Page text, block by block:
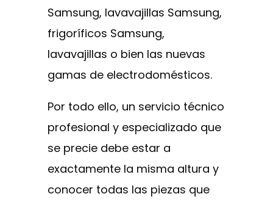
Samsung, lavavajillas Samsung,
frigoríficos Samsung,
lavavajillas o bien las nuevas
gamas de electrodomésticos.
Por todo ello, un servicio técnico
profesional y especializado que
se precie debe estar a
exactamente la misma altura y
conocer todas las piezas que